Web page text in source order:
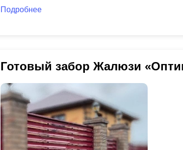
Подробнее
Готовый забор Жалюзи